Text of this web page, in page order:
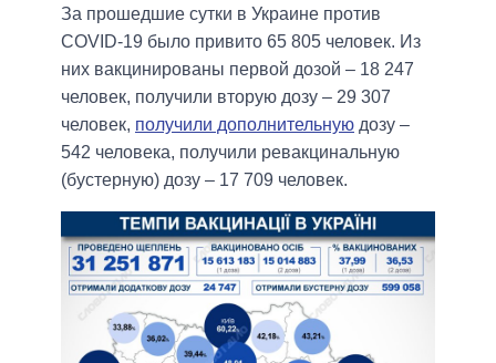
За прошедшие сутки в Украине против
COVID-19 было привито 65 805 человек. Из
них вакцинированы первой дозой – 18 247
человек, получили вторую дозу – 29 307
человек, получили дополнительную дозу –
542 человека, получили ревакцинальную
(бустерную) дозу – 17 709 человек.